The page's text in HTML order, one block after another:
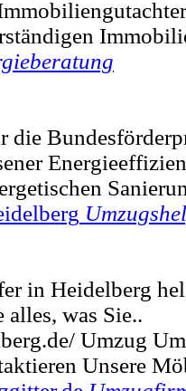
die
in Heidelberg
alles, was Sie..
Umzug
Unsere